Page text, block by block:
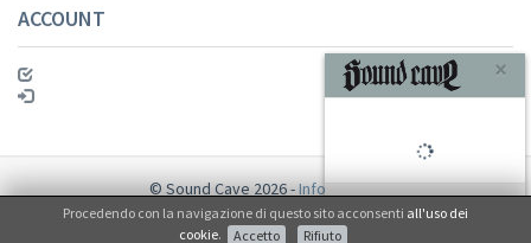
ACCOUNT
© Sound Cave 2026 -Info privacy
ISCRIVITI
Non mi interessa
Procedendo con la navigazione di questo sito acconsenti all'uso dei
cookie. Accetto Rifiuto